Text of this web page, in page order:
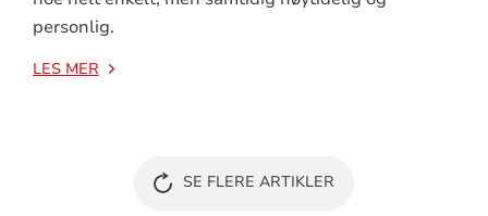
personlig.
LES MER
SE FLERE ARTIKLER